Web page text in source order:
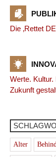
Die ‚Rettet
Werte.
Zukunft
Alter